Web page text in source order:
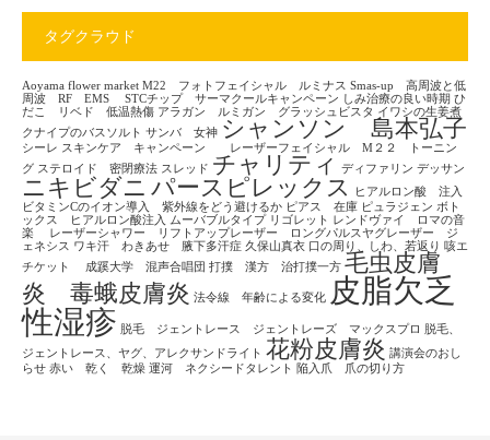
タグクラウド
Aoyama flower market M22 フォトフェイシャル ルミナス Smas-up 高周波と低
周波 RF EMS
STCチップ サーマクールキャンペーン しみ治療の良い時期 ひ
だこ リベド 低温熱傷 アラガン ルミガン グラッシュビスタ イワシの生姜煮
クナイプのバスソルト サンバ 女神 シャンソン 島本弘子
シーレ スキンケア キャンペーン レーザーフェイシャル M２２ トーニン
グ ステロイド 密閉療法 スレッド チャリティ ディファリン デッサン
ニキビダニ パースピレックス
ヒアルロン酸 注入
ビタミンCのイオン導入 紫外線をどう避けるか ピアス 在庫 ピュラジェン ボト
ックス ヒアルロン酸注入
ムーバブルタイプ リゴレット レンドヴァイ ロマの音
楽
レーザーシャワー リフトアップレーザー ロングパルスヤグレーザー ジ
ェネシス ワキ汗 わきあせ 腋下多汗症 久保山真衣 口の周り、しわ、若返り 咳エ
チケット
成蹊大学 混声合唱団 打撲 漢方 治打撲一方 毛虫皮膚
炎 毒蛾皮膚炎 法令線 年齢による変化
皮脂欠乏
性湿疹 脱毛 ジェントレース ジェントレーズ マックスプロ
脱毛、
ジェントレース、ヤグ、アレクサンドライト 花粉皮膚炎 講演会のおし
らせ 赤い 乾く 乾燥 運河 ネクシードタレント 陥入爪 爪の切り方